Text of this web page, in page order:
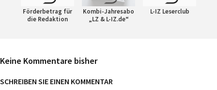
Förderbetrag für
die Redaktion
Kombi-Jahresabo
„LZ & L-IZ.de“
L-IZ Leserclub
Keine Kommentare bisher
SCHREIBEN SIE EINEN KOMMENTAR